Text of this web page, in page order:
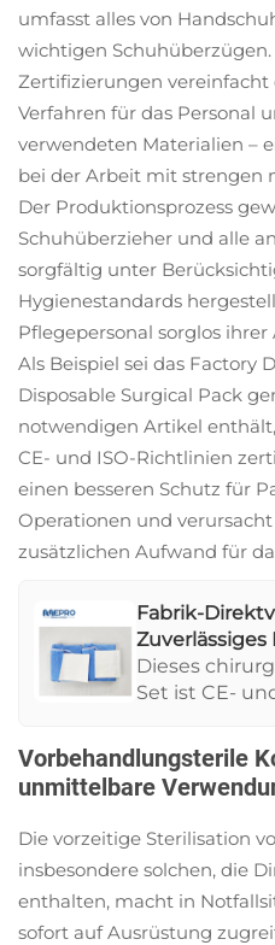
umfasst alles von
wichtigen
Zertifizierungen vereinfacht
Verfahren für das Personal
verwendeten Materialien –
bei der Arbeit mit strengen
Der Produktionsprozess
Schuhüberzieher und alle
sorgfältig unter
Hygienestandards
Pflegepersonal sorglos
Als Beispiel sei das Factory
Disposable Surgical Pack
notwendigen Artikel
CE- und ISO-Richtlinien
einen besseren Schutz für
Operationen und
zusätzlichen Aufwand für
Fabrik-
Zuverlässiges
Kirurgische
Dieses
Set ist CE-
Sicherheit
Es enthält
an
verschiedene
chirurgische
ist
Vorbehandlungsterile
unmittelbare
Die vorzeitige Sterilisation
insbesondere solchen, die
enthalten, macht in
sofort auf Ausrüstung